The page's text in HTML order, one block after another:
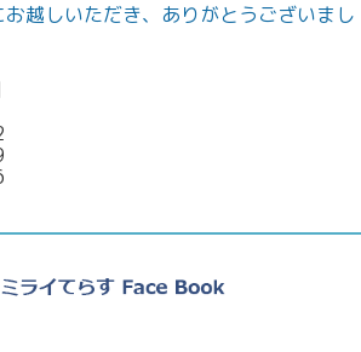
お越しいただき、ありがとうございまし